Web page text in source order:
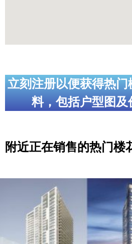
立刻注册以便获得热
料，包括户型图及
附近正在销售的热门楼